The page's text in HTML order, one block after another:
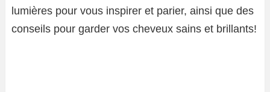
lumières pour vous inspirer et parier, ainsi que des
conseils pour garder vos cheveux sains et brillants!